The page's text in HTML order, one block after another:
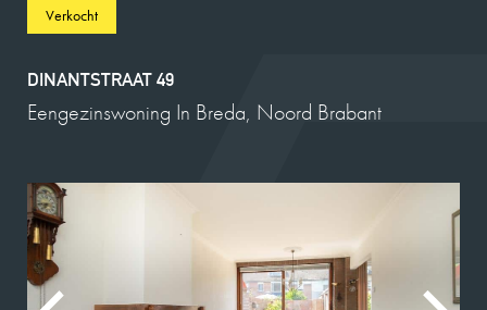
DINANTSTRAAT 49
Eengezinswoning In Breda, Noord Brabant
Verkocht